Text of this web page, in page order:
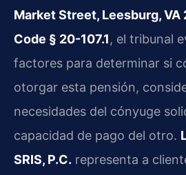
Market Street, Leesburg, VA
Code § 20-107.1, el tribunal
factores para determinar si
otorgar esta pensión,
necesidades del cónyuge
capacidad de pago del otro.
SRIS, P.C. representa a